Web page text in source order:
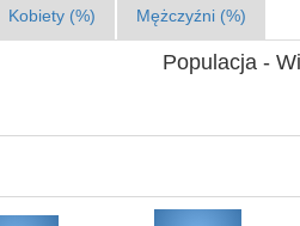
Kobiety (%) Mężczyźni (%)
Populacja -